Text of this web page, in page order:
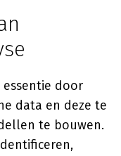
door
data en deze te
te bouwen.